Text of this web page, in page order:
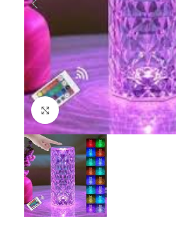
Click to enlarge